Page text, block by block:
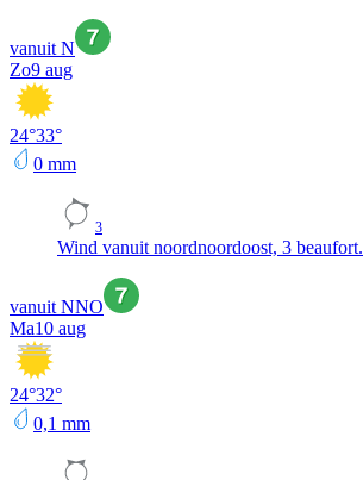
vanuit N
Zo9 aug
24°33°
0 mm
3
Wind vanuit noordnoordoost, 3 beaufort.
vanuit NNO
Ma10 aug
24°32°
0,1 mm